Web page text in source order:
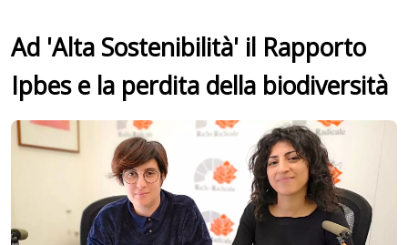
Ad 'Alta Sostenibilità' il Rapporto
Ipbes e la perdita della biodiversità